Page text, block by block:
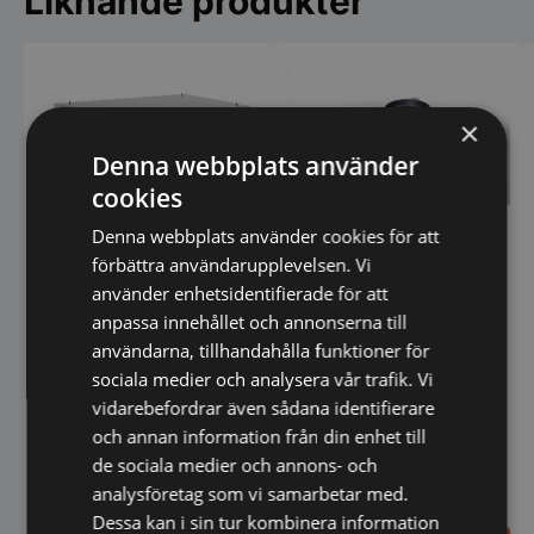
Mobilt stativ till iKore
Rational bärplåt för stor
stek- och bakpanna
×
Denna webbplats använder
cookies
Denna webbplats använder cookies för att
förbättra användarupplevelsen. Vi
använder enhetsidentifierade för att
anpassa innehållet och annonserna till
användarna, tillhandahålla funktioner för
sociala medier och analysera vår trafik. Vi
vidarebefordrar även sådana identifierare
och annan information från din enhet till
de sociala medier och annons- och
analysföretag som vi samarbetar med.
Dessa kan i sin tur kombinera information